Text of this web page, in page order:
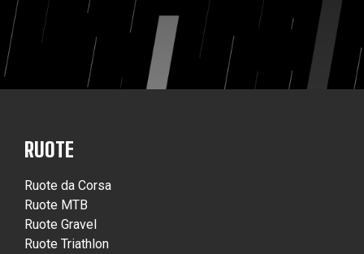
RUOTE
Ruote da Corsa
Ruote MTB
Ruote Gravel
Ruote Triathlon